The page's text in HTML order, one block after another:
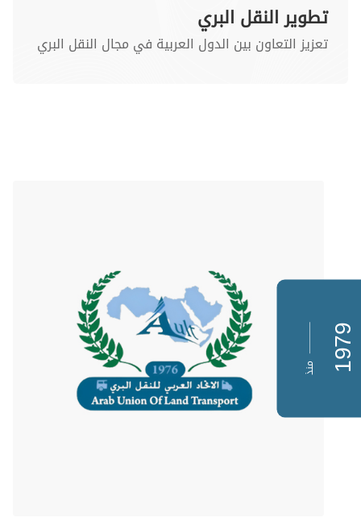
تطوير النقل البري
تعزيز التعاون بين الدول العربية في مجال النقل البري
منذ